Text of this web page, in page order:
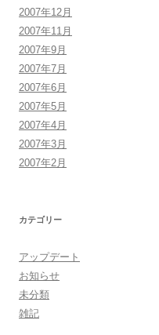
2007年12月
2007年11月
2007年9月
2007年7月
2007年6月
2007年5月
2007年4月
2007年3月
2007年2月
カテゴリー
アップデート
お知らせ
未分類
雑記